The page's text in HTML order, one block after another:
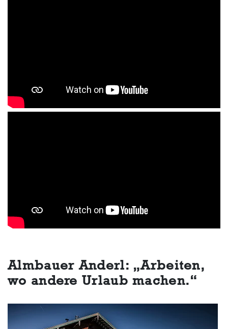
Almbauer Anderl: „Arbeiten,
wo andere Urlaub machen.“